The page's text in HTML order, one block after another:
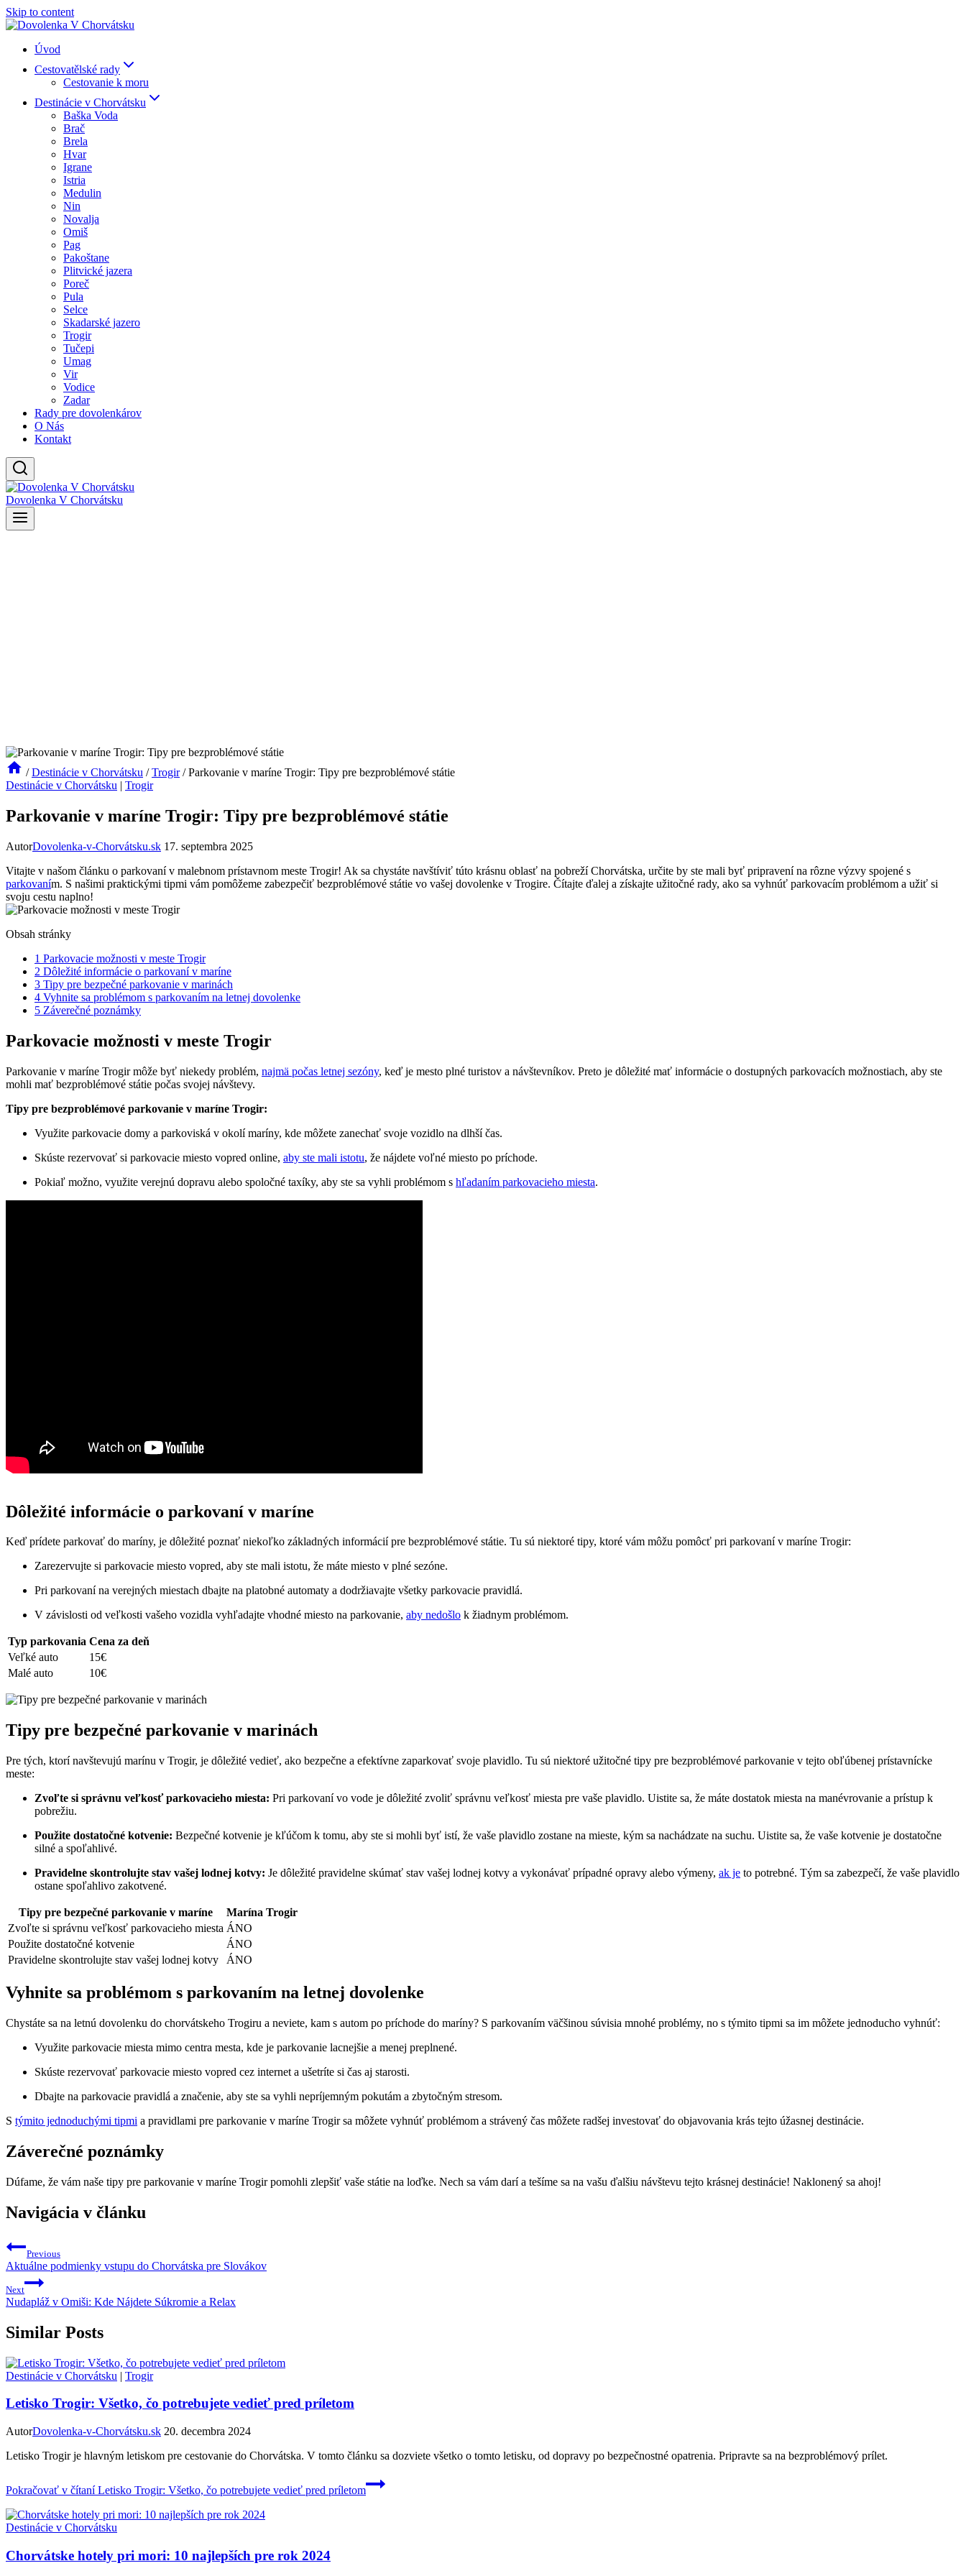
Skip to content
Úvod
Cestovatělské rady
Cestovanie k moru
Destinácie v Chorvátsku
Baška Voda
Brač
Brela
Hvar
Igrane
Istria
Medulin
Nin
Novalja
Omiš
Pag
Pakoštane
Plitvické jazera
Poreč
Pula
Selce
Skadarské jazero
Trogir
Tučepi
Umag
Vir
Vodice
Zadar
Rady pre dovolenkárov
O Nás
Kontakt
Dovolenka V Chorvátsku
/ Destinácie v Chorvátsku / Trogir / Parkovanie v maríne Trogir: Tipy pre bezproblémové státie
Destinácie v Chorvátsku | Trogir
Parkovanie v maríne Trogir: Tipy pre bezproblémové státie
AutorDovolenka-v-Chorvátsku.sk 17. septembra 2025
Vitajte ⁣v našom článku o ‍parkovaní v ⁢malebnom ‍prístavnom meste Trogir! Ak sa chystáte navštíviť túto krásnu oblasť ⁣na pobreží Chorvátska, určite by ⁢ste ⁣mali ‍byť pripravení na ‍rôzne⁢ výzvy spojené⁢ s
parkovaním. S našimi praktickými tipmi vám pomôžeme zabezpečiť⁤ bezproblémové státie vo ⁤vašej dovolenke v Trogire. Čítajte ďalej a získajte užitočné rady, ako sa vyhnúť parkovacím problémom a užiť si
svoju⁣ cestu naplno!
Obsah stránky
1 Parkovacie⁣ možnosti ​v meste Trogir
2 Dôležité ‍informácie o parkovaní v maríne
3 Tipy pre bezpečné parkovanie‌ v marinách
4 Vyhnite sa problémom s ⁤parkovaním na ⁤letnej dovolenke
5 Záverečné poznámky
Parkovacie⁣ možnosti ​v meste Trogir
Parkovanie ⁢v maríne Trogir môže‌ byť⁤ niekedy ‍problém, najmä počas letnej sezóny, keď je mesto plné ‌turistov a návštevníkov.⁣ Preto je dôležité mať informácie o dostupných parkovacích možnostiach,‍ aby⁢ ste
mohli mať bezproblémové státie počas ​svojej návštevy.
Tipy⁢ pre bezproblémové ⁢parkovanie‌ v‌ maríne Trogir:
Využite ‌parkovacie domy a parkoviská⁤ v okolí​ maríny, kde môžete zanechať svoje vozidlo‌ na dlhší ‌čas.
Skúste rezervovať si parkovacie miesto vopred online, aby ste mali istotu, že nájdete voľné miesto ⁣po príchode.
Pokiaľ možno, využite ‌verejnú‍ dopravu alebo spoločné taxíky, aby‌ ste sa vyhli problémom⁣ s hľadaním parkovacieho miesta.
Dôležité ‍informácie o parkovaní v maríne
Keď‍ prídete parkovať⁤ do⁣ maríny, je‌ dôležité‌ poznať niekoľko⁢ základných​ informácií pre bezproblémové státie. Tu sú niektoré tipy, ktoré vám môžu pomôcť ⁤pri‌ parkovaní ‌v maríne ⁤Trogir:
Zarezervujte si parkovacie miesto vopred, ​aby ste mali istotu, že máte‌ miesto v plné ⁤sezóne.
Pri parkovaní na verejných ‌miestach dbajte na platobné automaty a ​dodržiavajte ​všetky parkovacie pravidlá.
V závislosti od veľkosti vašeho⁣ vozidla vyhľadajte vhodné miesto ​na parkovanie, aby nedošlo k žiadnym problémom.
Typ​ parkovania Cena za deň
Veľké⁤ auto
15€
Malé auto
10€
Tipy pre bezpečné parkovanie‌ v marinách
Pre tých, ⁢ktorí navštevujú marínu v Trogir, je dôležité ‌vedieť, ako bezpečne a ⁣efektívne zaparkovať⁤ svoje ‌plavidlo. ‌Tu sú ⁣niektoré ⁣užitočné tipy pre bezproblémové‍ parkovanie v ⁤tejto obľúbenej prístavnícke
⁤meste:
Zvoľte si správnu veľkosť parkovacieho miesta: Pri⁢ parkovaní vo vode ⁤je‍ dôležité zvoliť správnu ⁣veľkosť miesta pre vaše plavidlo.‌ Uistite sa, že ⁣máte dostatok miesta​ na manévrovanie a⁢ prístup k
pobrežiu.
Použite dostatočné kotvenie: Bezpečné kotvenie je kľúčom ⁣k tomu, aby ‍ste si mohli byť istí, že ​vaše plavidlo zostane ⁢na ⁢mieste, kým sa nachádzate na suchu. ​Uistite sa, že vaše‌ kotvenie je ⁤dostatočne
⁢silné a ⁤spoľahlivé.
Pravidelne skontrolujte stav vašej lodnej kotvy: Je ⁤dôležité pravidelne skúmať⁤ stav vašej lodnej kotvy ‌a vykonávať⁤ prípadné‍ opravy alebo výmeny, ak ⁣je to potrebné. Tým sa zabezpečí, ⁢že vaše plavidlo
ostane spoľahlivo zakotvené.
Tipy‌ pre‍ bezpečné parkovanie v maríne
Marína⁢ Trogir
Zvoľte si správnu veľkosť parkovacieho ⁢miesta ÁNO
Použite ​dostatočné kotvenie
ÁNO
Pravidelne skontrolujte stav vašej lodnej ⁢kotvy
ÁNO
Vyhnite sa problémom s ⁤parkovaním na ⁤letnej dovolenke
Chystáte sa na letnú dovolenku ⁣do ⁢chorvátskeho ‍Trogiru a neviete, kam s autom po príchode do maríny? S parkovaním väčšinou súvisia mnohé⁣ problémy, no ⁢s⁢ týmito tipmi sa im môžete jednoducho‌ vyhnúť:
Využite parkovacie miesta⁤ mimo centra ‍mesta, kde je parkovanie lacnejšie a ⁣menej⁢ preplnené.
Skúste rezervovať parkovacie miesto vopred cez internet a⁢ ušetríte si čas aj starosti.
Dbajte na parkovacie pravidlá a značenie,⁤ aby ste sa ⁢vyhli nepríjemným⁣ pokutám⁤ a zbytočným stresom.
S⁣ týmito jednoduchými tipmi a pravidlami⁤ pre ​parkovanie v ​maríne Trogir sa ⁢môžete‍ vyhnúť problémom a ⁣strávený ⁤čas môžete radšej investovať do objavovania krás tejto úžasnej destinácie.
Záverečné poznámky
Dúfame, že⁢ vám naše tipy ​pre parkovanie v⁢ maríne⁣ Trogir pomohli ⁤zlepšiť vaše ‌státie na loďke. Nech sa vám darí a ⁤tešíme sa na vašu⁢ ďalšiu návštevu⁢ tejto krásnej destinácie! Naklonený sa ahoj!
Navigácia v článku
Previous
Aktuálne podmienky vstupu do Chorvátska pre Slovákov
Next
Nudapláž v Omiši: Kde Nájdete Súkromie a Relax
Similar Posts
Destinácie v Chorvátsku | Trogir
Letisko Trogir: Všetko, čo potrebujete vedieť pred príletom
AutorDovolenka-v-Chorvátsku.sk 20. decembra 2024
Letisko Trogir je hlavným letiskom pre cestovanie do Chorvátska. V tomto článku sa dozviete všetko o tomto letisku, od dopravy po bezpečnostné opatrenia. Pripravte sa na bezproblémový prílet.
Pokračovať v čítaníLetisko Trogir: Všetko, čo potrebujete vedieť pred príletom
Destinácie v Chorvátsku
Chorvátske hotely pri mori: 10 najlepších pre rok 2024